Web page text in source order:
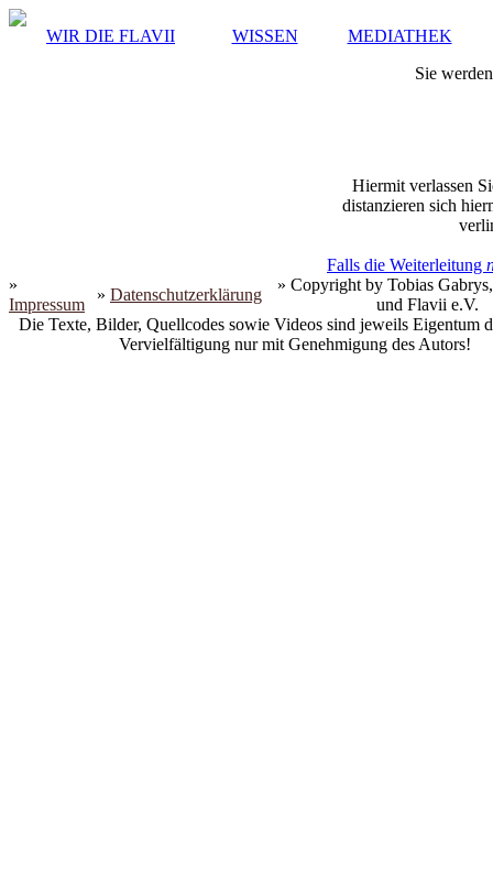
WIR DIE FLAVII WISSEN
MEDIATHEK
Sie
Hiermit verlassen
distanzieren sich
Falls die Weiterleitung
»
Impressum
» Datenschutzerklärung
» Copyright by Tobias
und Flavii e.V.
Die Texte, Bilder, Quellcodes sowie Videos sind jeweils Eigentum
Vervielfältigung nur mit Genehmigung des Autors!